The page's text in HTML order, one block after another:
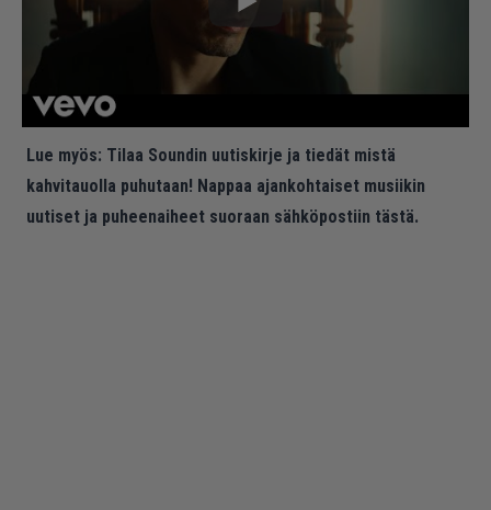
Lue myös: Tilaa Soundin uutiskirje ja tiedät mistä
kahvitauolla puhutaan! Nappaa ajankohtaiset musiikin
uutiset ja puheenaiheet suoraan sähköpostiin tästä.